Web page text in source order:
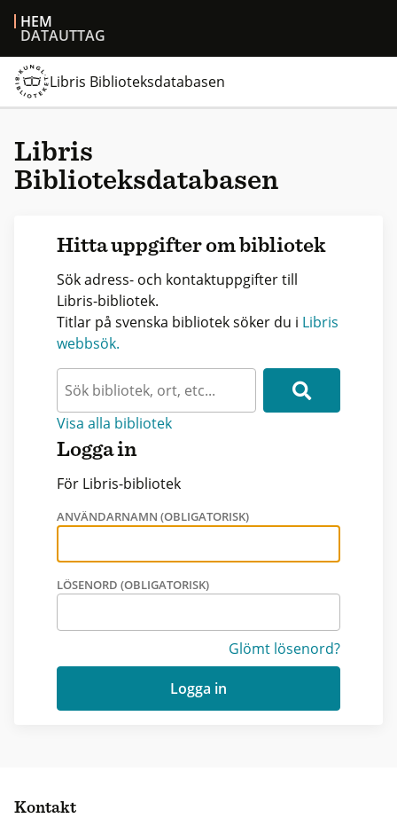
HEM
DATAUTTAG
Libris Biblioteksdatabasen
Libris
Biblioteksdatabasen
Hitta uppgifter om bibliotek
Sök adress- och kontaktuppgifter till
Libris-bibliotek.
Titlar på svenska bibliotek söker du i Libris
webbsök.
Visa alla bibliotek
Logga in
För Libris-bibliotek
ANVÄNDARNAMN (OBLIGATORISK)
LÖSENORD (OBLIGATORISK)
Glömt lösenord?
Logga in
Kontakt